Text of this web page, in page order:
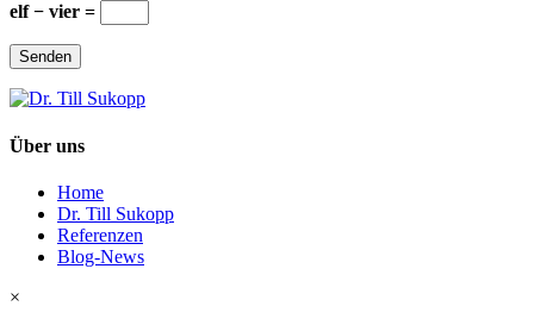
elf − vier =
Senden
Über uns
Home
Dr. Till Sukopp
Referenzen
Blog-News
×